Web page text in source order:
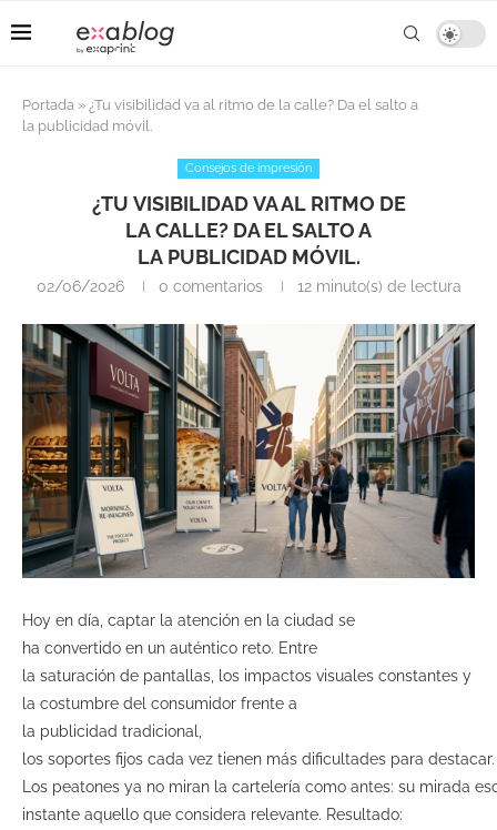
Portada » ¿Tu visibilidad va al ritmo de la calle? Da el salto a
la publicidad móvil.
Consejos de impresión
¿TU VISIBILIDAD VA AL RITMO DE
LA CALLE? DA EL SALTO A
LA PUBLICIDAD MÓVIL.
02/06/2026 0 comentarios 12 minuto(s) de lectura
Hoy en día, captar la atención en la ciudad se
ha convertido en un auténtico reto. Entre
la saturación de pantallas, los impactos visuales constantes y
la costumbre del consumidor frente a
la publicidad tradicional,
los soportes fijos cada vez tienen más dificultades para destacar.
Los peatones ya no miran la cartelería como antes: su mirada
instante aquello que considera relevante. Resultado: